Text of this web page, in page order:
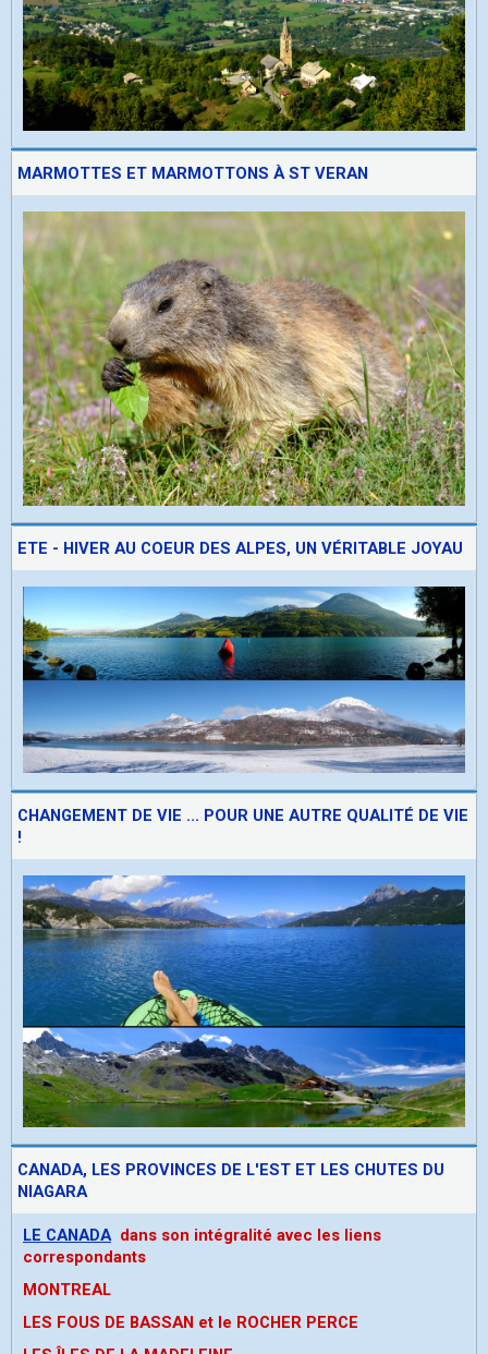
MARMOTTES ET MARMOTTONS À ST VERAN
ETE - HIVER AU COEUR DES ALPES, UN VÉRITABLE JOYAU
CHANGEMENT DE VIE ... POUR UNE AUTRE QUALITÉ DE VIE
!
CANADA, LES PROVINCES DE L'EST ET LES CHUTES DU
NIAGARA
LE CANADA dans son intégralité avec les liens
correspondants
MONTREAL
LES FOUS DE BASSAN et le ROCHER PERCE